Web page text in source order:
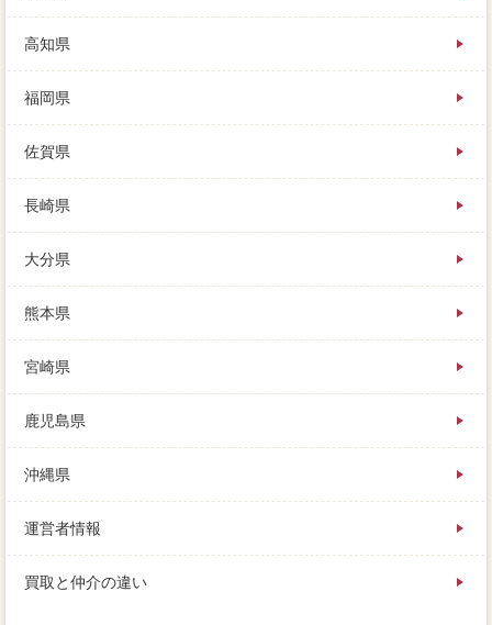
高知県
福岡県
佐賀県
長崎県
大分県
熊本県
宮崎県
鹿児島県
沖縄県
運営者情報
買取と仲介の違い